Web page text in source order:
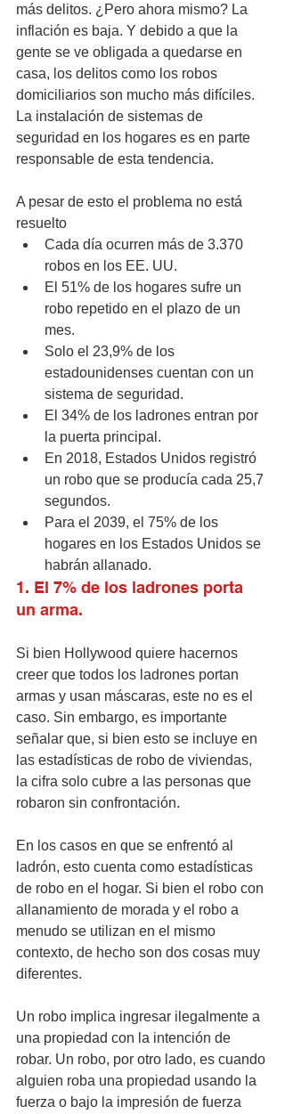
más delitos. ¿Pero ahora mismo? La
inflación es baja. Y debido a que la
gente se ve obligada a quedarse en
casa, los delitos como los robos
domiciliarios son mucho más difíciles.
La instalación de sistemas de
seguridad en los hogares es en parte
responsable de esta tendencia.
A pesar de esto el problema no está
resuelto
Cada día ocurren más de 3.370
robos en los EE. UU.
El 51% de los hogares sufre un
robo repetido en el plazo de un
mes.
Solo el 23,9% de los
estadounidenses cuentan con un
sistema de seguridad.
El 34% de los ladrones entran por
la puerta principal.
En 2018, Estados Unidos registró
un robo que se producía cada 25,7
segundos.
Para el 2039, el 75% de los
hogares en los Estados Unidos se
habrán allanado.
1. El 7% de los ladrones porta
un arma.
Si bien Hollywood quiere hacernos
creer que todos los ladrones portan
armas y usan máscaras, este no es el
caso. Sin embargo, es importante
señalar que, si bien esto se incluye en
las estadísticas de robo de viviendas,
la cifra solo cubre a las personas que
robaron sin confrontación.
En los casos en que se enfrentó al
ladrón, esto cuenta como estadísticas
de robo en el hogar. Si bien el robo con
allanamiento de morada y el robo a
menudo se utilizan en el mismo
contexto, de hecho son dos cosas muy
diferentes.
Un robo implica ingresar ilegalmente a
una propiedad con la intención de
robar. Un robo, por otro lado, es cuando
alguien roba una propiedad usando la
fuerza o bajo la impresión de fuerza